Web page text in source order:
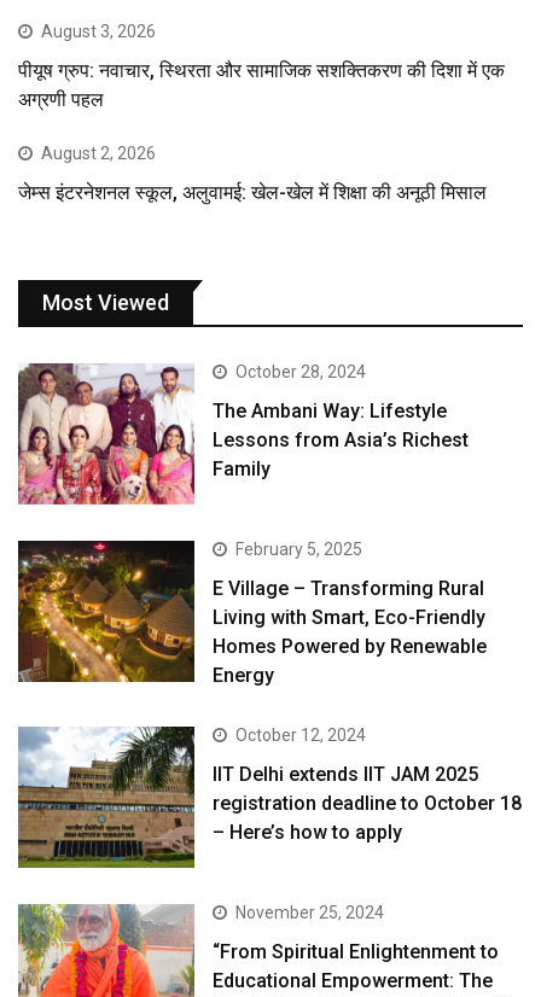
August 3, 2026
पीयूष ग्रुप: नवाचार, स्थिरता और सामाजिक सशक्तिकरण की दिशा में एक
अग्रणी पहल
August 2, 2026
जेम्स इंटरनेशनल स्कूल, अलुवामई: खेल-खेल में शिक्षा की अनूठी मिसाल
Most Viewed
October 28, 2024
The Ambani Way: Lifestyle
Lessons from Asia’s Richest
Family
February 5, 2025
E Village – Transforming Rural
Living with Smart, Eco-Friendly
Homes Powered by Renewable
Energy
October 12, 2024
IIT Delhi extends IIT JAM 2025
registration deadline to October 18
– Here’s how to apply
November 25, 2024
“From Spiritual Enlightenment to
Educational Empowerment: The